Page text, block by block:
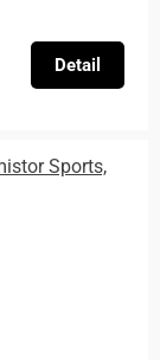
Detail
Sports,